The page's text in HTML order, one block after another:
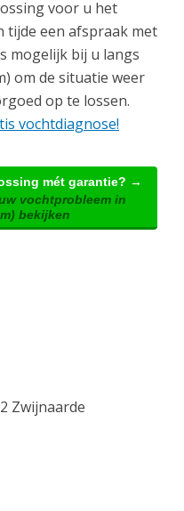
voor u het
tijde een afspraak met
mogelijk bij u langs
om de situatie weer
op te lossen.
vochtdiagnose!
mét garantie? →
vochtprobleem in
bekijken
Zwijnaarde